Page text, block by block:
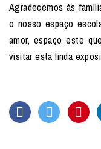
Agradecemos às
o nosso espaço
amor, espaço este
visitar esta linda